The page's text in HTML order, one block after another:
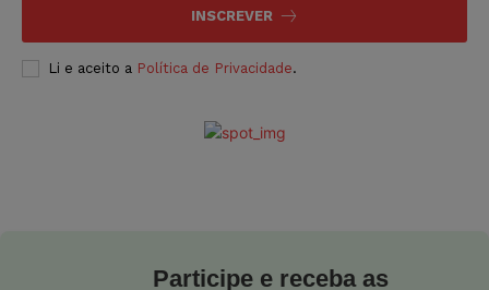
INSCREVER
Li e aceito a Política de Privacidade.
Participe e receba as